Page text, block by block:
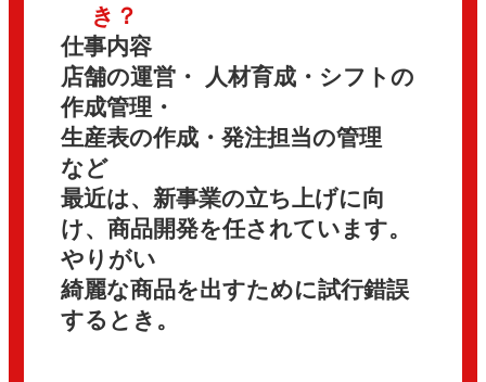
き？
仕事内容
店舗の運営・ 人材育成・シフトの
作成管理・
生産表の作成・発注担当の管理
など
最近は、新事業の立ち上げに向
け、商品開発を任されています。
やりがい
綺麗な商品を出すために試行錯誤
するとき。